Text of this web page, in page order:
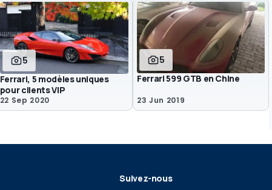
5
Ferrari, 5 modèles uniques
pour clients VIP
22 Sep 2020
5
Ferrari 599 GTB en Chine
23 Jun 2019
Suivez-nous